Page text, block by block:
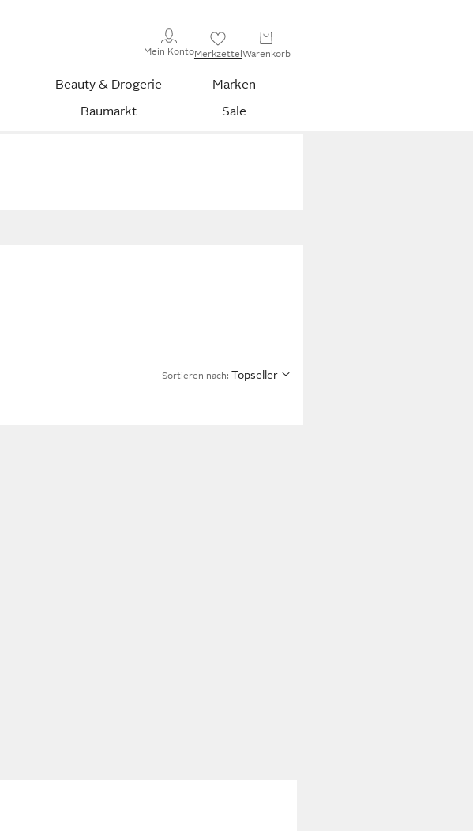
Mein KontoMerkzettelWarenkorb
Beauty & Drogerie
Marken
Baumarkt Sale
Sortieren nach: Topseller